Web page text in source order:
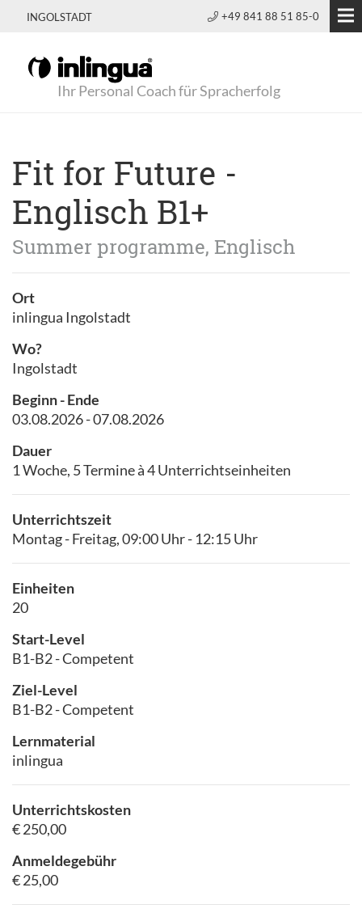
INGOLSTADT +49 841 88 51 85-0
Ihr Personal Coach für Spracherfolg
Fit for Future -
Englisch B1+
Summer programme, Englisch
Ort
inlingua Ingolstadt
Wo?
Ingolstadt
Beginn - Ende
03.08.2026 - 07.08.2026
Dauer
1 Woche, 5 Termine à 4 Unterrichtseinheiten
Unterrichtszeit
Montag - Freitag, 09:00 Uhr - 12:15 Uhr
Einheiten
20
Start-Level
B1-B2 - Competent
Ziel-Level
B1-B2 - Competent
Lernmaterial
inlingua
Unterrichtskosten
€ 250,00
Anmeldegebühr
€ 25,00